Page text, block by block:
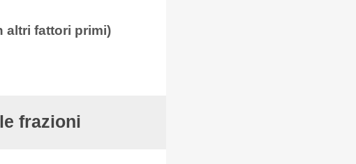
altri fattori primi)
frazioni